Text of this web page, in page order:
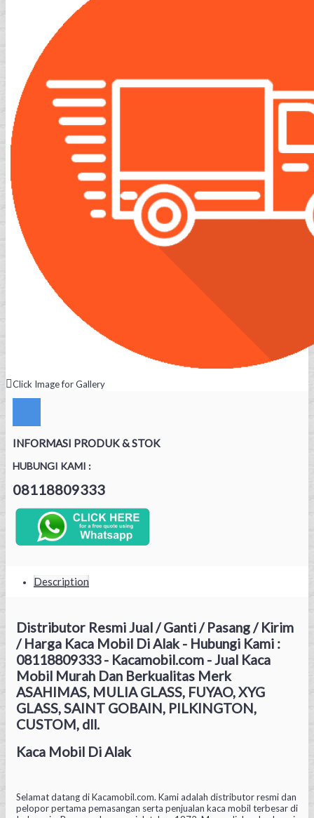
Click Image for Gallery
INFORMASI PRODUK & STOK
HUBUNGI KAMI :
08118809333
Description
Distributor Resmi Jual / Ganti / Pasang / Kirim
/ Harga Kaca Mobil Di Alak - Hubungi Kami :
08118809333 - Kacamobil.com - Jual Kaca
Mobil Murah Dan Berkualitas Merk
ASAHIMAS, MULIA GLASS, FUYAO, XYG
GLASS, SAINT GOBAIN, PILKINGTON,
CUSTOM, dll.
Kaca Mobil Di Alak
Selamat datang di Kacamobil.com. Kami adalah distributor resmi dan
pelopor pertama pemasangan serta penjualan kaca mobil terbesar di